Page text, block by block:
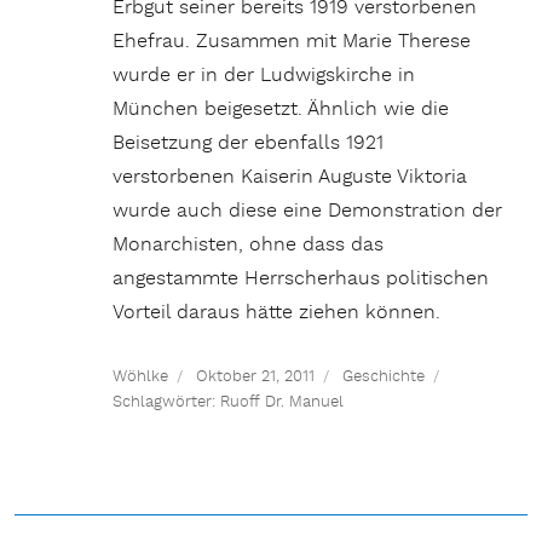
Erbgut seiner bereits 1919 verstorbenen
Ehefrau. Zusammen mit Marie Therese
wurde er in der Ludwigskirche in
München beigesetzt. Ähnlich wie die
Beisetzung der ebenfalls 1921
verstorbenen Kaiserin Auguste Viktoria
wurde auch diese eine Demonstration der
Monarchisten, ohne dass das
angestammte Herrscherhaus politischen
Vorteil daraus hätte ziehen können.
Wöhlke Oktober 21, 2011
Geschichte
Schlagwörter: Ruoff Dr. Manuel